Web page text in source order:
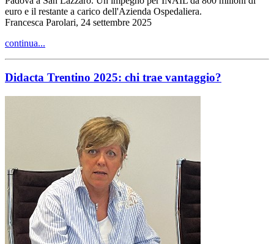
euro e il restante a carico dell'Azienda Ospedaliera.
Francesca Parolari, 24 settembre 2025
continua...
Didacta Trentino 2025: chi trae vantaggio?